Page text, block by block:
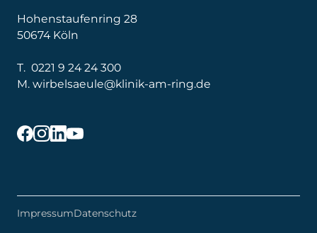
Hohenstaufenring 28
50674 Köln
T. 0221 9 24 24 300
M. wirbelsaeule@klinik-am-ring.de
ImpressumDatenschutz